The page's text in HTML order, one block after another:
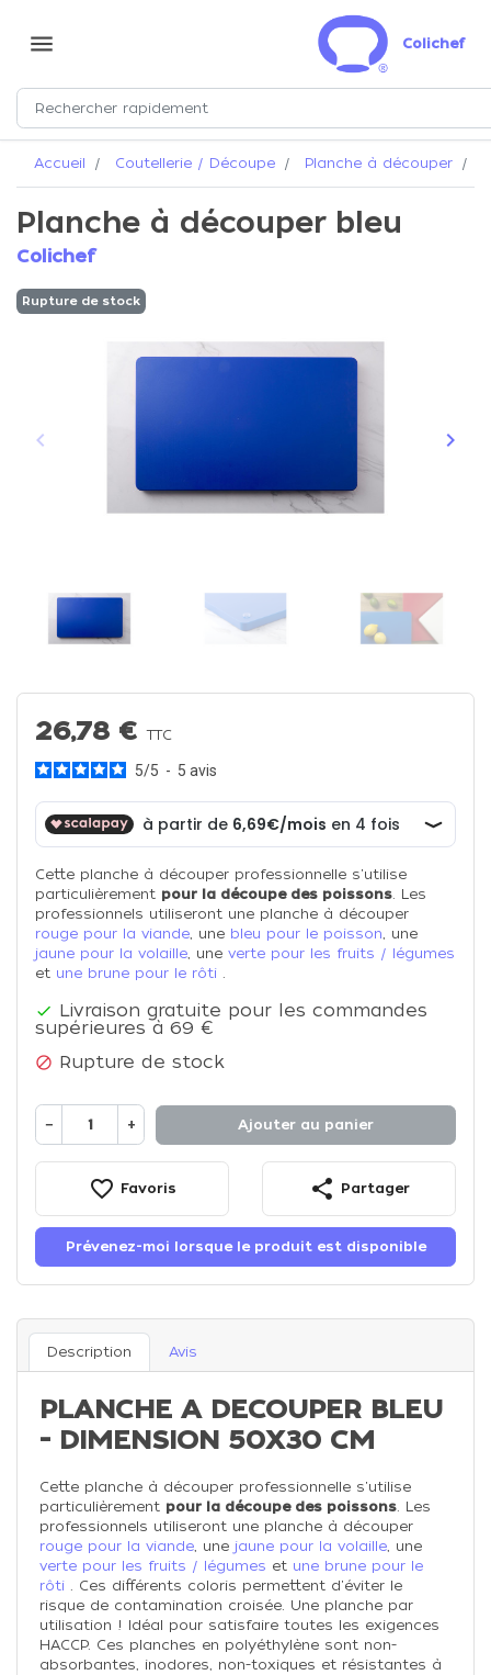
menu Colichef
Accueil Coutellerie / Découpe Planche à découper
Planche à découper bleu
Colichef
Rupture de stock
Précédent
keyboard_arrow_left keyboard_arrow_right
26,78 €TTC
5/5 - 5 avis
Cette planche à découper professionnelle s'utilise
particulièrement pour la découpe des poissons . Les
professionnels utiliseront une planche à découper
rouge pour la viande , une bleu pour le poisson , une
jaune pour la volaille , une verte pour les fruits / légumes
et une brune pour le rôti
 Livraison gratuite pour les commandes
supérieures à 69 €
 Rupture de stock
− + Ajouter au panier
favorite_border Favoris share Partager
Prévenez-moi lorsque le produit est disponible
Description Avis
PLANCHE A DECOUPER BLEU
- DIMENSION 50X30 CM
Cette planche à découper professionnelle s'utilise
particulièrement pour la découpe des poissons. Les
professionnels utiliseront une planche à découper
rouge pour la viande, une jaune pour la volaille, une
verte pour les fruits / légumes et une brune pour le
rôti . Ces différents coloris permettent d'éviter le
risque de contamination croisée. Une planche par
utilisation ! Idéal pour satisfaire toutes les exigences
HACCP. Ces planches en polyéthylène sont non-
absorbantes, inodores, non-toxiques et résistantes à